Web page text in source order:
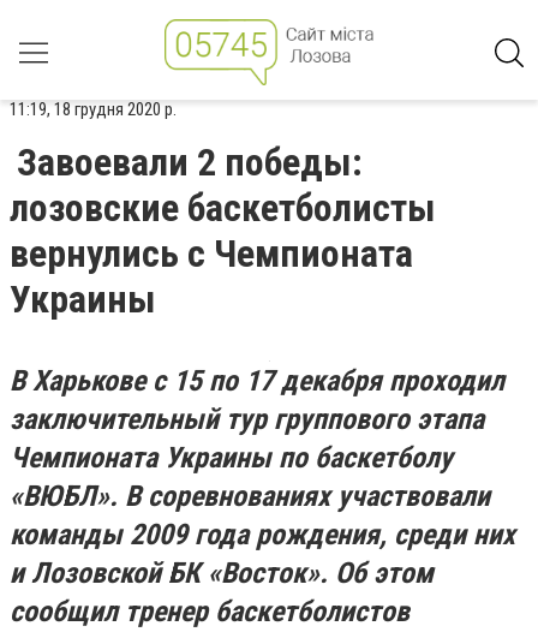
11:19, 18 грудня 2020 р.
Завоевали 2 победы:
лозовские баскетболисты
вернулись с Чемпионата
Украины
В Харькове с 15 по 17 декабря проходил
заключительный тур группового этапа
Чемпионата Украины по баскетболу
«ВЮБЛ». В соревнованиях участвовали
команды 2009 года рождения, среди них
и Лозовской БК «Восток». Об этом
сообщил тренер баскетболистов